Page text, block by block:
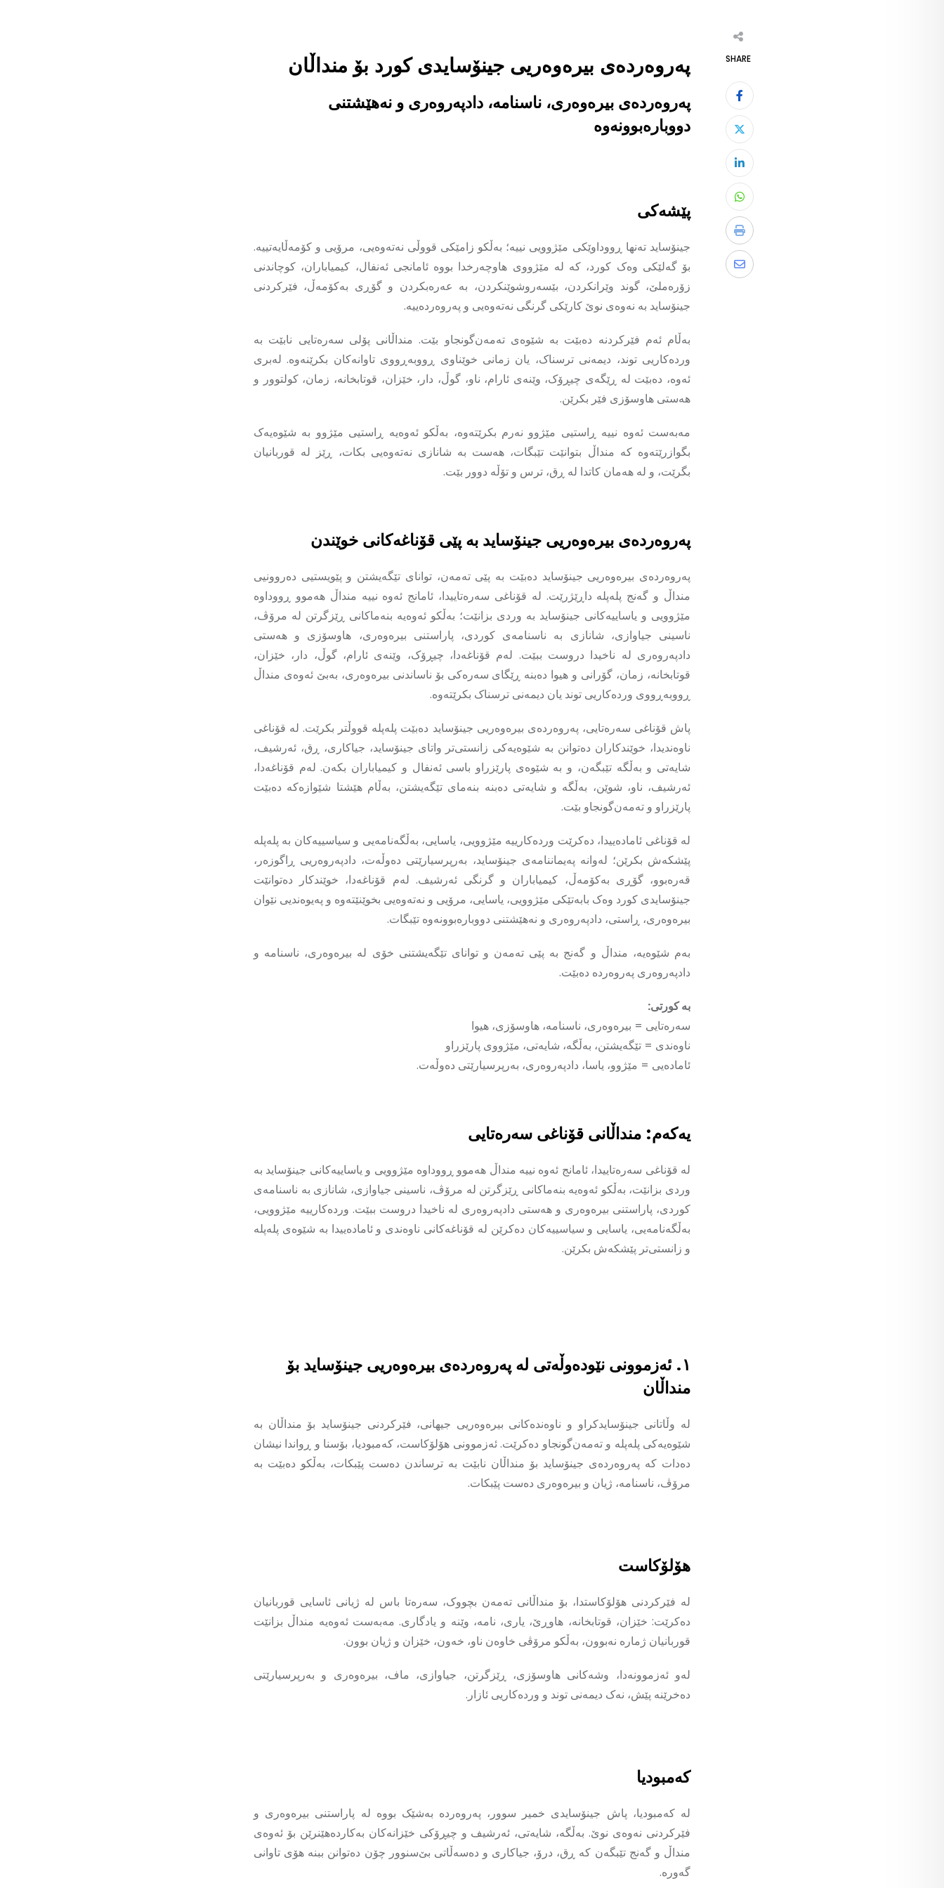
SHARE پەروەردەی بیرەوەریی جینۆسایدی کورد بۆ منداڵان
پەروەردەی بیرەوەری، ناسنامە، دادپەروەری و نەهێشتنی
دووبارەبوونەوە
پێشەکی
جینۆساید تەنها ڕووداوێکی مێژوویی نییە؛ بەڵکو زامێکی قووڵی نەتەوەیی، مرۆیی و کۆمەڵایەتییە.
بۆ گەلێکی وەک کورد، کە لە مێژووی هاوچەرخدا بووە ئامانجی ئەنفال، کیمیاباران، کوچاندنی
زۆرەملێ، گوند وێرانکردن، بێسەروشوێنکردن، بە عەرەبکردن و گۆڕی بەکۆمەڵ، فێرکردنی
جینۆساید بە نەوەی نوێ کارێکی گرنگی نەتەوەیی و پەروەردەییە.
بەڵام ئەم فێرکردنە دەبێت بە شێوەی تەمەن‌گونجاو بێت. منداڵانی پۆلی سەرەتایی نابێت بە
وردەکاریی توند، دیمەنی ترسناک، یان زمانی خوێناوی ڕووبەڕووی تاوانەکان بکرێنەوە. لەبری
ئەوە، دەبێت لە ڕێگەی چیڕۆک، وێنەی ئارام، ناو، گوڵ، دار، خێزان، قوتابخانە، زمان، کولتوور و
هەستی هاوسۆزی فێر بکرێن.
مەبەست ئەوە نییە ڕاستیی مێژوو نەرم بکرێتەوە، بەڵکو ئەوەیە ڕاستیی مێژوو بە شێوەیەک
بگوازرێتەوە کە منداڵ بتوانێت تێبگات، هەست بە شانازی نەتەوەیی بکات، ڕێز لە قوربانیان
بگرێت، و لە هەمان کاتدا لە ڕق، ترس و تۆڵە دوور بێت.
پەروەردەی بیرەوەریی جینۆساید بە پێی قۆناغەکانی خوێندن
پەروەردەی بیرەوەریی جینۆساید دەبێت بە پێی تەمەن، توانای تێگەیشتن و پێویستیی دەروونیی
منداڵ و گەنج پله‌پله داڕێژرێت. لە قۆناغی سەرەتاییدا، ئامانج ئەوە نییە منداڵ هەموو ڕووداوە
مێژوویی و یاساییەکانی جینۆساید بە وردی بزانێت؛ بەڵکو ئەوەیە بنەماکانی ڕێزگرتن لە مرۆڤ،
ناسینی جیاوازی، شانازی بە ناسنامەی کوردی، پاراستنی بیرەوەری، هاوسۆزی و هەستی
دادپەروەری لە ناخیدا دروست ببێت. لەم قۆناغەدا، چیڕۆک، وێنەی ئارام، گوڵ، دار، خێزان،
قوتابخانە، زمان، گۆرانی و هیوا دەبنە ڕێگای سەرەکی بۆ ناساندنی بیرەوەری، بەبێ ئەوەی منداڵ
ڕووبەڕووی وردەکاریی توند یان دیمەنی ترسناک بکرێتەوە.
پاش قۆناغی سەرەتایی، پەروەردەی بیرەوەریی جینۆساید دەبێت پله‌پله قووڵتر بکرێت. لە قۆناغی
ناوەندیدا، خوێندکاران دەتوانن بە شێوەیەکی زانستی‌تر واتای جینۆساید، جیاکاری، ڕق، ئەرشیف،
شایەتی و بەڵگە تێبگەن، و بە شێوەی پارێزراو باسی ئەنفال و کیمیاباران بکەن. لەم قۆناغەدا،
ئەرشیف، ناو، شوێن، بەڵگە و شایەتی دەبنە بنەمای تێگەیشتن، بەڵام هێشتا شێوازەکە دەبێت
پارێزراو و تەمەن‌گونجاو بێت.
لە قۆناغی ئامادەییدا، دەکرێت وردەکارییە مێژوویی، یاسایی، بەڵگەنامەیی و سیاسییەکان بە پله‌پله
پێشکەش بکرێن؛ لەوانە پەیماننامەی جینۆساید، بەرپرسیارێتی دەوڵەت، دادپەروەریی ڕاگوزەر،
قەرەبوو، گۆڕی بەکۆمەڵ، کیمیاباران و گرنگی ئەرشیف. لەم قۆناغەدا، خوێندکار دەتوانێت
جینۆسایدی کورد وەک بابەتێکی مێژوویی، یاسایی، مرۆیی و نەتەوەیی بخوێنێتەوە و پەیوەندیی نێوان
بیرەوەری، ڕاستی، دادپەروەری و نەهێشتنی دووبارەبوونەوە تێبگات.
بەم شێوەیە، منداڵ و گەنج بە پێی تەمەن و توانای تێگەیشتنی خۆی لە بیرەوەری، ناسنامە و
دادپەروەری پەروەردە دەبێت.
بە کورتی:
سەرەتایی = بیرەوەری، ناسنامە، هاوسۆزی، هیوا
ناوەندی = تێگەیشتن، بەڵگە، شایەتی، مێژووی پارێزراو
ئامادەیی = مێژوو، یاسا، دادپەروەری، بەرپرسیارێتی دەوڵەت.
یەکەم: منداڵانی قۆناغی سەرەتایی
لە قۆناغی سەرەتاییدا، ئامانج ئەوە نییە منداڵ هەموو ڕووداوە مێژوویی و یاساییەکانی جینۆساید بە
وردی بزانێت، بەڵکو ئەوەیە بنەماکانی ڕێزگرتن لە مرۆڤ، ناسینی جیاوازی، شانازی بە ناسنامەی
کوردی، پاراستنی بیرەوەری و هەستی دادپەروەری لە ناخیدا دروست ببێت. وردەکارییە مێژوویی،
بەڵگەنامەیی، یاسایی و سیاسییەکان دەکرێن لە قۆناغەکانی ناوەندی و ئامادەییدا بە شێوەی پله‌پله
و زانستی‌تر پێشکەش بکرێن.
١. ئەزموونی نێودەوڵەتی لە پەروەردەی بیرەوەریی جینۆساید بۆ
منداڵان
لە وڵاتانی جینۆسایدکراو و ناوەندەکانی بیرەوەریی جیهانی، فێرکردنی جینۆساید بۆ منداڵان بە
شێوەیەکی پله‌پله و تەمەن‌گونجاو دەکرێت. ئەزموونی هۆلۆکاست، کەمبودیا، بۆسنا و ڕواندا نیشان
دەدات کە پەروەردەی جینۆساید بۆ منداڵان نابێت بە ترساندن دەست پێبکات، بەڵکو دەبێت بە
مرۆڤ، ناسنامە، ژیان و بیرەوەری دەست پێبکات.
هۆلۆکاست
لە فێرکردنی هۆلۆکاستدا، بۆ منداڵانی تەمەن بچووک، سەرەتا باس لە ژیانی ئاسایی قوربانیان
دەکرێت: خێزان، قوتابخانە، هاوڕێ، یاری، نامە، وێنە و یادگاری. مەبەست ئەوەیە منداڵ بزانێت
قوربانیان ژمارە نەبوون، بەڵکو مرۆڤی خاوەن ناو، خەون، خێزان و ژیان بوون.
لەو ئەزموونەدا، وشەکانی هاوسۆزی، ڕێزگرتن، جیاوازی، ماف، بیرەوەری و بەرپرسیارێتی
دەخرێنە پێش، نەک دیمەنی توند و وردەکاریی ئازار.
کەمبودیا
لە کەمبودیا، پاش جینۆسایدی خمیر سوور، پەروەردە بەشێک بووە لە پاراستنی بیرەوەری و
فێرکردنی نەوەی نوێ. بەڵگە، شایەتی، ئەرشیف و چیڕۆکی خێزانەکان بەکاردەهێنرێن بۆ ئەوەی
منداڵ و گەنج تێبگەن کە ڕق، درۆ، جیاکاری و دەسەڵاتی بێ‌سنوور چۆن دەتوانن ببنە هۆی تاوانی
گەورە.